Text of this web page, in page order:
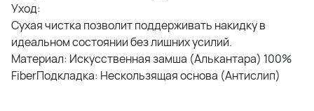
Уход:
Сухая чистка позволит поддерживать накидку в
идеальном состоянии без лишних усилий.
Материал: Искусственная замша (Алькантара) 100%
FiberПодкладка: Нескользящая основа (Антислип)